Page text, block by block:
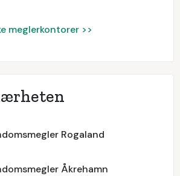
meglerkontorer >>
Rogaland
Åkrehamn